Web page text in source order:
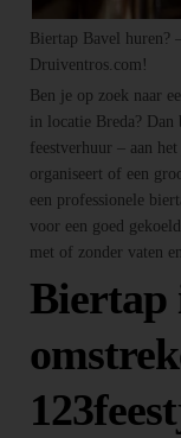
Biertap Bavel huren?
Druiventros.com!
Ben je op zoek naar
in locatie Breda?
feestverhuur – aan
organiseert of een
een professionele
voor een goed
met of zonder vaten
Biertap